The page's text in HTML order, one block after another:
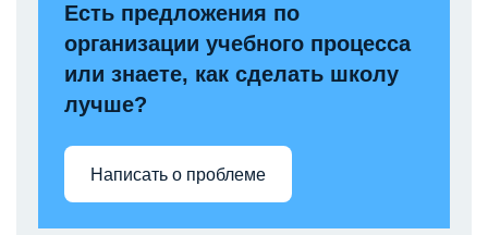
Есть предложения по
организации учебного процесса
или знаете, как сделать школу
лучше?
Написать о проблеме